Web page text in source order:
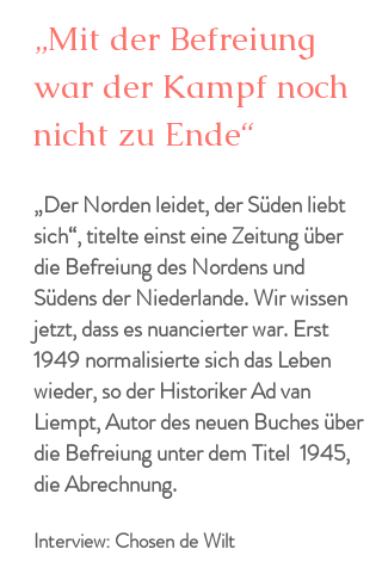
„Mit der Befreiung
war der Kampf noch
nicht zu Ende“
„Der Norden leidet, der Süden liebt
sich“, titelte einst eine Zeitung über
die Befreiung des Nordens und
Südens der Niederlande. Wir wissen
jetzt, dass es nuancierter war. Erst
1949 normalisierte sich das Leben
wieder, so der Historiker Ad van
Liempt, Autor des neuen Buches über
die Befreiung unter dem Titel 1945,
die Abrechnung.
Interview: Chosen de Wilt